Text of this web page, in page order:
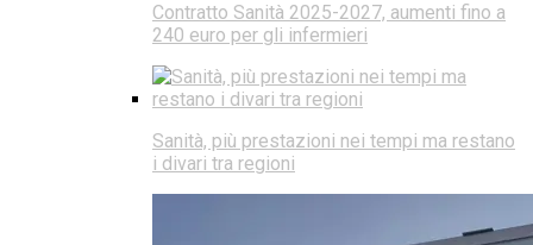
Contratto Sanità 2025-2027, aumenti fino a
240 euro per gli infermieri
Sanità, più prestazioni nei tempi ma restano
i divari tra regioni